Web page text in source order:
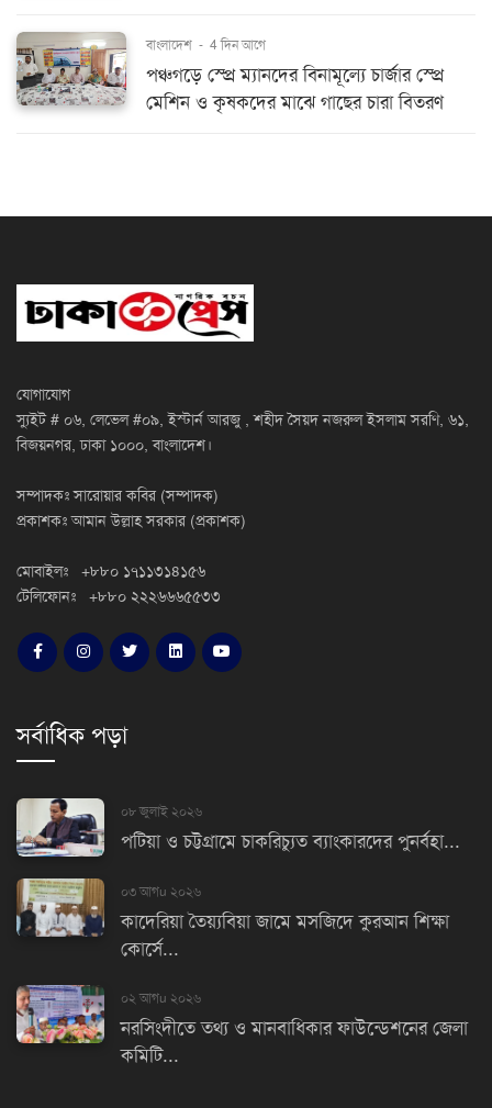
বাংলাদেশ - 4 দিন আগে
পঞ্চগড়ে স্প্রে ম্যানদের বিনামূল্যে চার্জার স্প্রে
মেশিন ও কৃষকদের মাঝে গাছের চারা বিতরণ
যোগাযোগ
স্যুইট # ০৬, লেভেল #০৯, ইস্টার্ন আরজু , শহীদ সৈয়দ নজরুল ইসলাম সরণি, ৬১,
বিজয়নগর, ঢাকা ১০০০, বাংলাদেশ।
সম্পাদকঃ সারোয়ার কবির (সম্পাদক)
প্রকাশকঃ আমান উল্লাহ সরকার (প্রকাশক)
মোবাইলঃ +৮৮০ ১৭১১৩১৪১৫৬
টেলিফোনঃ +৮৮০ ২২২৬৬৬৫৫৩৩
সর্বাধিক পড়া
০৮ জুলাই ২০২৬
পটিয়া ও চট্টগ্রামে চাকরিচ্যুত ব্যাংকারদের পুনর্বহা...
০৩ আগu ২০২৬
কাদেরিয়া তৈয়্যবিয়া জামে মসজিদে কুরআন শিক্ষা
কোর্সে...
০২ আগu ২০২৬
নরসিংদীতে তথ্য ও মানবাধিকার ফাউন্ডেশনের জেলা
কমিটি...